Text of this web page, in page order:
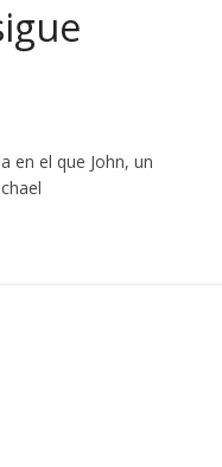
en el que John, un